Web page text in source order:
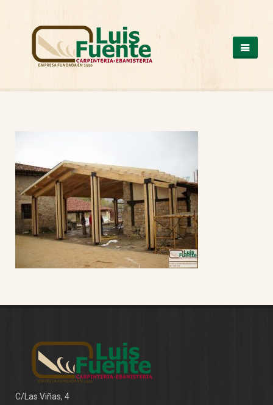
ESCALERAS DE MADERA
ESTRUCTURAS DE MADERA
MESAS DE MADERA
PUERTAS DE MADERA
SUELOS DE MADERA
TRABAJOS A MEDIDA
VENTANAS DE ALUMINIO Y PVC
NUESTROS TRABAJOS
CONTACTO
C/Las Viñas, 4